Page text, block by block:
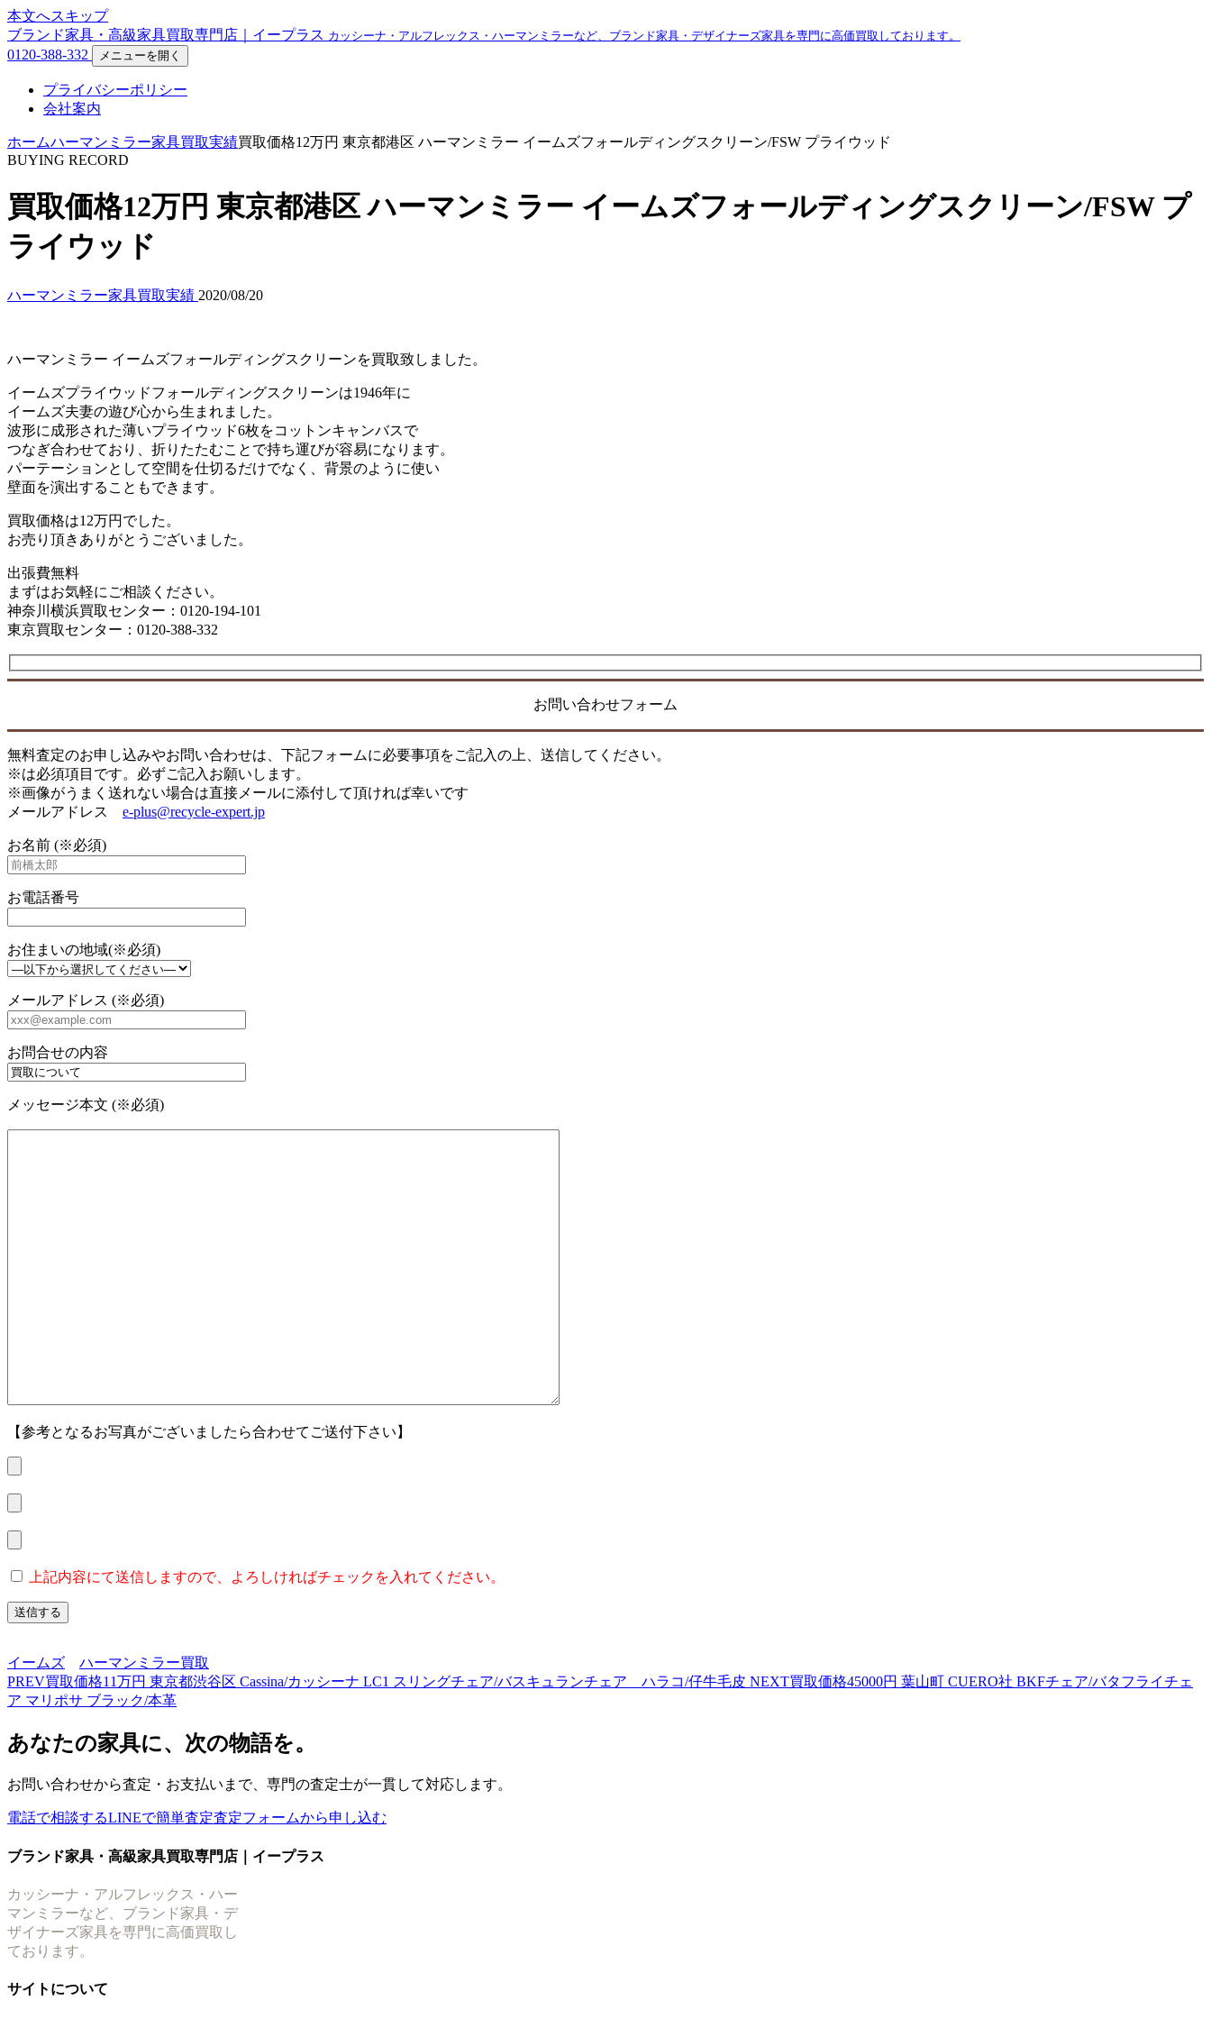
本文へスキップ
ブランド家具・高級家具買取専門店｜イープラス カッシーナ・アルフレックス・ハーマンミラーなど、ブランド家具・デザイナーズ家具を専門に高価買取しております。
0120-388-332 メニューを開く
プライバシーポリシー
会社案内
ホームハーマンミラー家具買取実績買取価格12万円 東京都港区 ハーマンミラー イームズフォールディングスクリーン/FSW プライウッド
BUYING RECORD
買取価格12万円 東京都港区 ハーマンミラー イームズフォールディングスクリーン/FSW プ
ライウッド
ハーマンミラー家具買取実績 2020/08/20
ハーマンミラー イームズフォールディングスクリーンを買取致しました。
イームズプライウッドフォールディングスクリーンは1946年に
イームズ夫妻の遊び心から生まれました。
波形に成形された薄いプライウッド6枚をコットンキャンバスで
つなぎ合わせており、折りたたむことで持ち運びが容易になります。
パーテーションとして空間を仕切るだけでなく、背景のように使い
壁面を演出することもできます。
買取価格は12万円でした。
お売り頂きありがとうございました。
出張費無料
まずはお気軽にご相談ください。
神奈川横浜買取センター：0120-194-101
東京買取センター：0120-388-332
お問い合わせフォーム
無料査定のお申し込みやお問い合わせは、下記フォームに必要事項をご記入の上、送信してください。
※は必須項目です。必ずご記入お願いします。
※画像がうまく送れない場合は直接メールに添付して頂ければ幸いです
メールアドレス e-plus@recycle-expert.jp
お名前 (※必須)
お電話番号
お住まいの地域(※必須)
メールアドレス (※必須)
お問合せの内容
メッセージ本文 (※必須)
【参考となるお写真がございましたら合わせてご送付下さい】
上記内容にて送信しますので、よろしければチェックを入れてください。
イームズ
ハーマンミラー買取
PREV買取価格11万円 東京都渋谷区 Cassina/カッシーナ LC1 スリングチェア/バスキュランチェア ハラコ/仔牛毛皮 NEXT買取価格45000円 葉山町 CUERO社 BKFチェア/バタフライチェ
ア マリポサ ブラック/本革
あなたの家具に、次の物語を。
お問い合わせから査定・お支払いまで、専門の査定士が一貫して対応します。
電話で相談するLINEで簡単査定査定フォームから申し込む
ブランド家具・高級家具買取専門店｜イープラス
カッシーナ・アルフレックス・ハー
マンミラーなど、ブランド家具・デ
ザイナーズ家具を専門に高価買取し
ております。
サイトについて